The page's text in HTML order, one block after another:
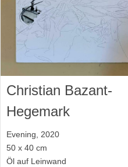
Christian Bazant-
Hegemark
Evening, 2020
50 x 40 cm
Öl auf Leinwand